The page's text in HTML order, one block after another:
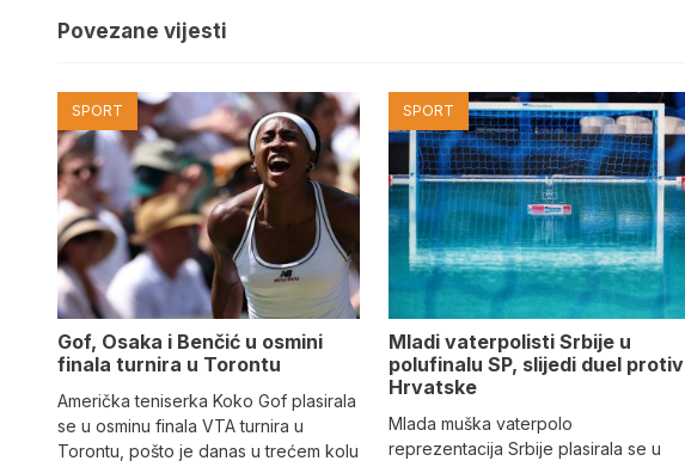
Povezane vijesti
SPORT
Gof, Osaka i Benčić u osmini
finala turnira u Torontu
Američka teniserka Koko Gof plasirala
se u osminu finala VTA turnira u
Torontu, pošto je danas u trećem kolu
SPORT
Mladi vaterpolisti Srbije u
polufinalu SP, slijedi duel protiv
Hrvatske
Mlada muška vaterpolo
reprezentacija Srbije plasirala se u